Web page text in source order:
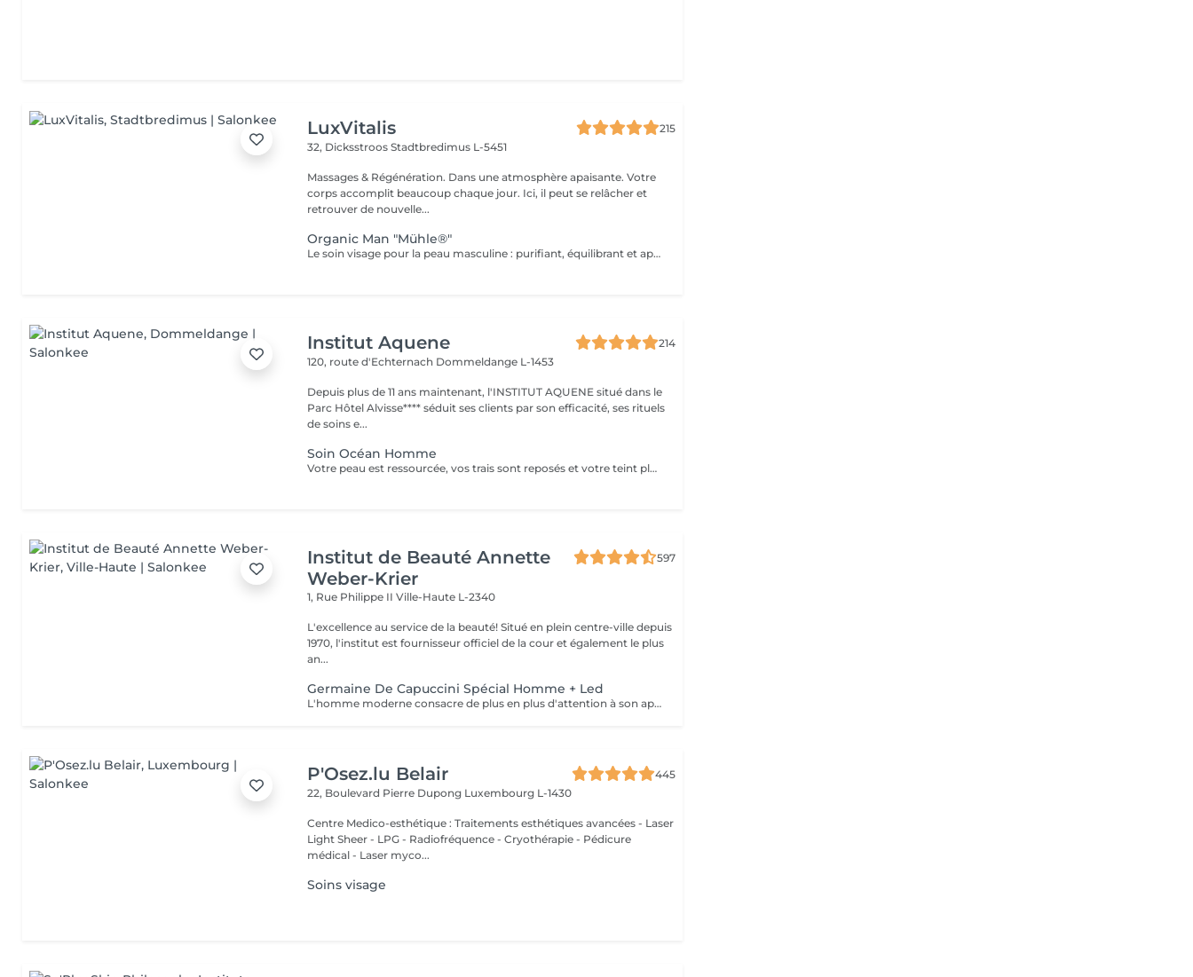
LuxVitalis
215
32, DicksstroosStadtbredimus L-5451
Massages & Régénération. Dans une atmosphère apaisante. Votre
corps accomplit beaucoup chaque jour. Ici, il peut se relâcher et
retrouver de nouvelle...
Organic Man "Mühle®"
Le soin visage pour la peau masculine : purifiant, équilibrant et apaisant. Idéal pour les imperfections ou les peaux stressées. Des arômes raffinés alliés au meilleur de la nature : dans sa gamme de cosmétiques naturels BIO, MÜHLE allie durabilité et luxe. Huile d'argan pure, beurre de karité nourrissant, aloe vera aux vertus réparatrices, calendula et camomille apaisants : chaque ingrédient est issu de l'agriculture biologique certifiée ou de la cueillette sauvage.
Institut Aquene
214
120, route d'Echternach Dommeldange L-1453
Depuis plus de 11 ans maintenant, l'INSTITUT AQUENE situé dans le
Parc Hôtel Alvisse**** séduit ses clients par son efficacité, ses rituels
de soins e...
Soin Océan Homme
Votre peau est ressourcée, vos trais sont reposés et votre teint plus lumineux. Véritable recharge d'énergie, les extraits d'algue bleue sont libérés au cur des cellules pour une action anti-âge et antifatigue.
Institut de Beauté Annette
Weber-Krier
597
1, Rue Philippe IIVille-Haute L-2340
L'excellence au service de la beauté! Situé en plein centre-ville depuis
1970, l'institut est fournisseur officiel de la cour et également le plus
an...
Germaine De Capuccini Spécial Homme + Led
L'homme moderne consacre de plus en plus d'attention à son apparence , ce soin réparateur enlève les toxines, renforce la peau , est apaisant et rafraichissant.
P'Osez.lu Belair
445
22, Boulevard Pierre Dupong Luxembourg L-1430
Centre Medico-esthétique : Traitements esthétiques avancées - Laser
Light Sheer - LPG - Radiofréquence - Cryothérapie - Pédicure
médical - Laser myco...
Soins visage